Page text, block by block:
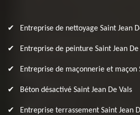
Entreprise de nettoyage Saint Jean
Entreprise de peinture Saint Jean De
Entreprise de maçonnerie et maçon
Béton désactivé Saint Jean De Vals
Entreprise terrassement Saint Jean